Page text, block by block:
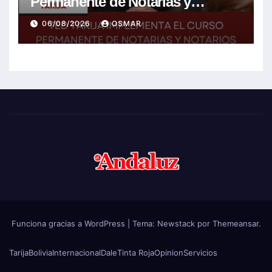
Notarios Electorales 2026
06/08/2026 OSMAR
Funciona gracias a WordPress Tema: Newstackpor Themeansar.
TarijaBoliviaInternacionalDaleTinta RojaOpinionServicios